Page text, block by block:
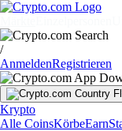
/
AnmeldenRegistrieren
Krypto
Alle CoinsKörbeEarn